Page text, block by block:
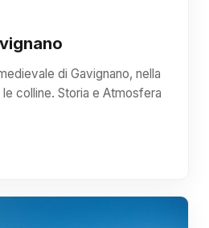
di Gavignano, nella
le colline. Storia e Atmosfera